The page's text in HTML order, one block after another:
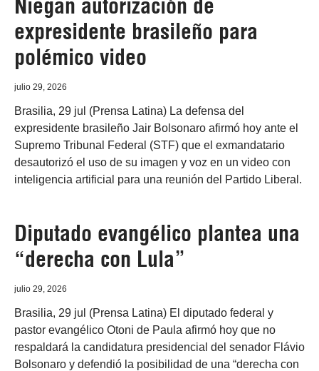
Niegan autorización de
expresidente brasileño para
polémico video
julio 29, 2026
Brasilia, 29 jul (Prensa Latina) La defensa del
expresidente brasileño Jair Bolsonaro afirmó hoy ante el
Supremo Tribunal Federal (STF) que el exmandatario
desautorizó el uso de su imagen y voz en un video con
inteligencia artificial para una reunión del Partido Liberal.
Diputado evangélico plantea una
“derecha con Lula”
julio 29, 2026
Brasilia, 29 jul (Prensa Latina) El diputado federal y
pastor evangélico Otoni de Paula afirmó hoy que no
respaldará la candidatura presidencial del senador Flávio
Bolsonaro y defendió la posibilidad de una “derecha con